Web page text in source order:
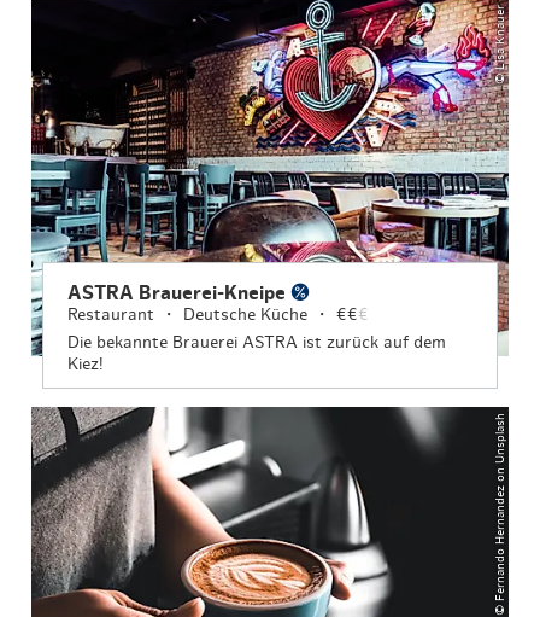
© Lisa Knauer
ASTRA Brauerei-Kneipe
Restaurant Deutsche Küche €€€
Die bekannte Brauerei ASTRA ist zurück auf dem
Kiez!
© Fernando Hernandez on Unsplash